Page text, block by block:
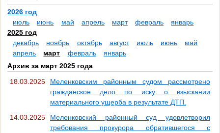
2026 год
июль
июнь май апрель март февраль
январь
2025 год
декабрь
ноябрь октябрь август июль июнь
май
апрель
март февраль
январь
Архив за март 2025 года
18.03.2025
Меленковским районным судом рассмотрено
гражданское дело по иску о взыскании
материального ущерба в результате ДТП.
14.03.2025
Меленковский районный суд удовлетворил
требования прокурора обратившегося с